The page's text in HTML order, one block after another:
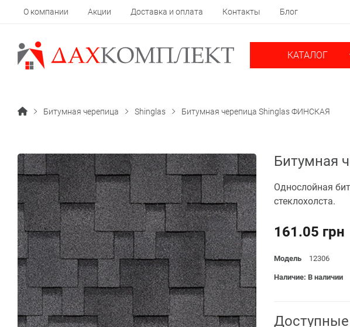
О компании Акции Доставка и оплата Контакты Блог
КАТАЛОГ
Битумная черепица Shinglas Битумная черепица Shinglas ФИНСКАЯ
Битумная
Однослойная
стеклохолста.
161.05 грн
Модель 12306
Наличие: В наличии